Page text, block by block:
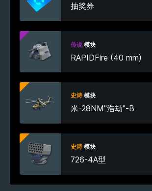
抽奖券
传说 模块
RAPIDFire (40 mm)
史诗 模块
米-28NM"浩劫"-B
史诗 模块
726-4A型